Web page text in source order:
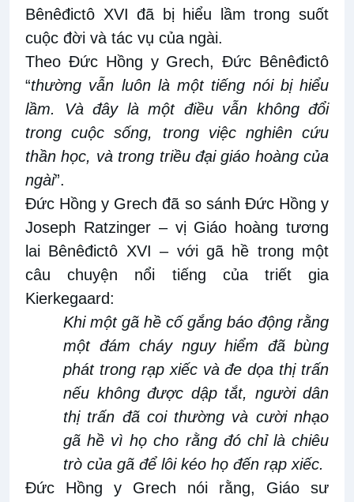
Bênêđictô XVI đã bị hiểu lầm trong suốt
cuộc đời và tác vụ của ngài.
Theo Đức Hồng y Grech,Đức Bênêđictô
“thường vẫn luônlà một tiếng nói bị hiểu
lầm. Và đây là một điều vẫn không đổi
trong cuộc sống, trong việc nghiên cứu
thần học, và trong triều đại giáo hoàng của
ngài”.
Đức Hồng y Grech đã so sánh Đức Hồng y
Joseph Ratzinger – vị Giáo hoàng tương
lai Bênêđictô XVI – với gã hề trong một
câu chuyện nổi tiếng của triết gia
Kierkegaard:
Khi một gã hề cố gắng báo động rằng
một đám cháy nguy hiểm đã bùng
phát trong rạp xiếc và đe dọa thị trấn
nếu không được dập tắt, người dân
thị trấn đã coi thường và cười nhạo
gã hề vìhọ cho rằng đó chỉ là chiêu
trò của gã để lôi kéo họ đến rạp xiếc.
Đức Hồng y
Grech nói rằng, Giáo sư